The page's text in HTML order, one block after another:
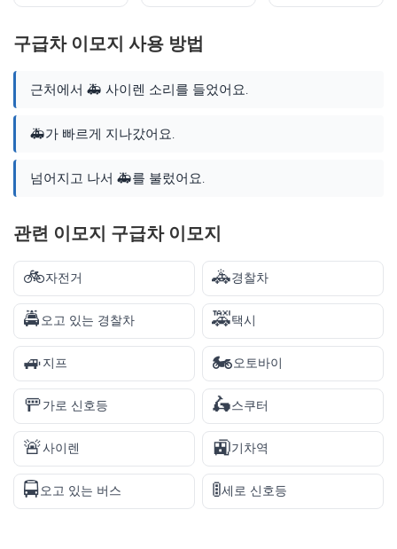
구급차 이모지 사용 방법
근처에서 🚑 사이렌 소리를 들었어요.
🚑가 빠르게 지나갔어요.
넘어지고 나서 🚑를 불렀어요.
관련 이모지 구급차 이모지
🚲자전거 🚓경찰차
🚔오고 있는 경찰차 🚕택시
🚙지프 🏍️오토바이
🚥가로 신호등 🛵스쿠터
🚨사이렌 🚉기차역
🚍오고 있는 버스 🚦세로 신호등